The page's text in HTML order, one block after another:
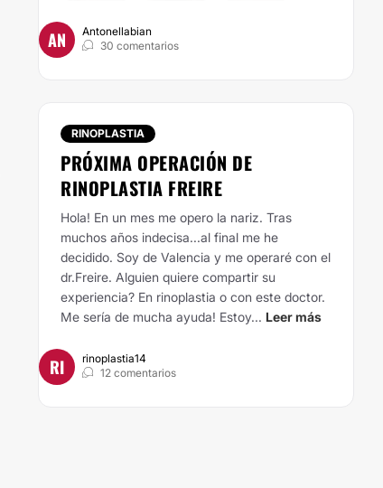
AN
Antonellabian
30 comentarios
RINOPLASTIA
PRÓXIMA OPERACIÓN DE
RINOPLASTIA FREIRE
Hola! En un mes me opero la nariz. Tras
muchos años indecisa...al final me he
decidido. Soy de Valencia y me operaré con el
dr.Freire. Alguien quiere compartir su
experiencia? En rinoplastia o con este doctor.
Me sería de mucha ayuda! Estoy... Leer más
RI
rinoplastia14
12 comentarios